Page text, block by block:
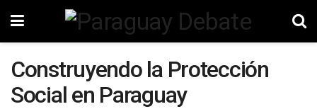
Construyendo la Protección
Social en Paraguay